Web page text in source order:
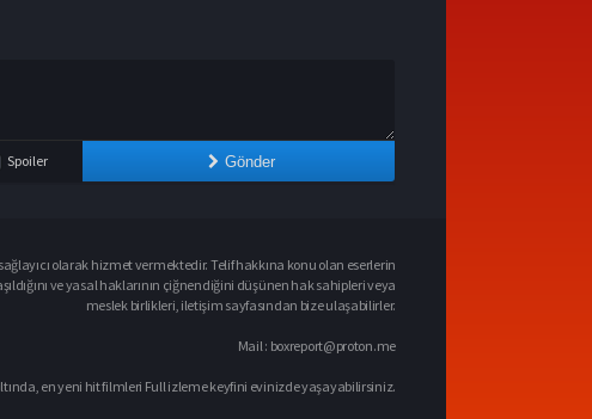
Spoiler Gönder
olarak hizmet vermektedir. Telif hakkına konu olan eserlerin
ve yasal haklarının çiğnendiğini düşünen hak sahipleri veya
meslek birlikleri, iletişim sayfasından bize ulaşabilirler.
Mail : boxreport@proton.me
en yeni hit filmleri Full izleme keyfini evinizde yaşayabilirsiniz.